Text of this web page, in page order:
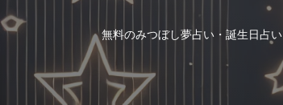
無料のみつぼし夢占い・誕生日占い